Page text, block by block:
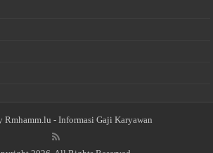
Rmhamm.lu - Informasi Gaji Karyawan